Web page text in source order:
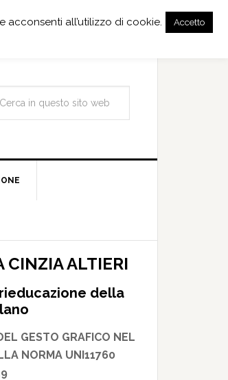
CINZIA ALTIERI
della
GESTO GRAFICO NEL
NORMA UNI11760
all’utilizzo di cookie. Accetto